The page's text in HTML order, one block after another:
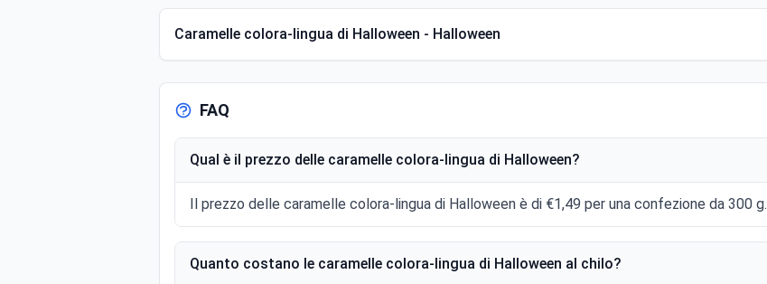
Caramelle colora-lingua di Halloween - Halloween
FAQ
Qual è il prezzo delle caramelle colora-lingua di Halloween?
Il prezzo delle caramelle colora-lingua di Halloween è di €1,49 per una confezione da 300 g.
Quanto costano le caramelle colora-lingua di Halloween al chilo?